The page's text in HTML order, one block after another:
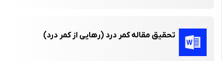
استراحت روزانه
در این جا سه وضعیت برای بیماران مبتلا به دردهای پشتی که در حال
تحقیق مقاله کمر درد (رهایی از کمر درد)